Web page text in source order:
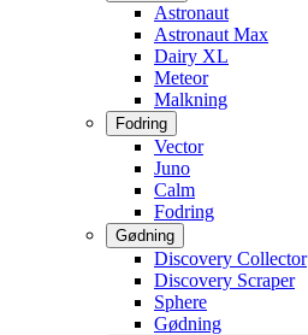
Astronaut
Astronaut Max
Dairy XL
Meteor
Malkning
Fodring
Vector
Juno
Calm
Fodring
Gødning
Discovery Collector
Discovery Scraper
Sphere
Gødning